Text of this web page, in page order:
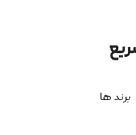
برند ها